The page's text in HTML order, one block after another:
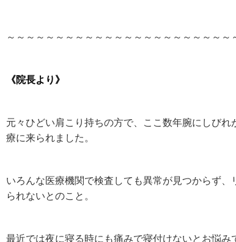
～～～～～～～～～～～～～～～～～～～～～～～
《院長より》
元々ひどい肩こり持ちの方で、ここ数年腕にしび
療に来られました。
いろんな医療機関で検査しても異常が見つからず、
られないとのこと。
最近では夜に寝る時にも痛みで寝付けないとお悩み